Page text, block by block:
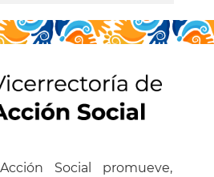
Social promueve,